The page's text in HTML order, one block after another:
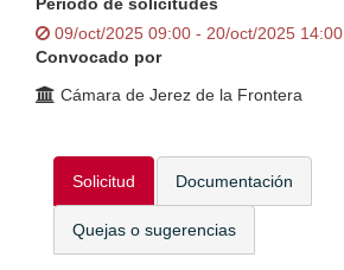
09/oct/2025 09:00 - 20/oct/2025 14:00
Convocado por
Cámara de Jerez de la Frontera
Solicitud Documentación
Quejas o sugerencias